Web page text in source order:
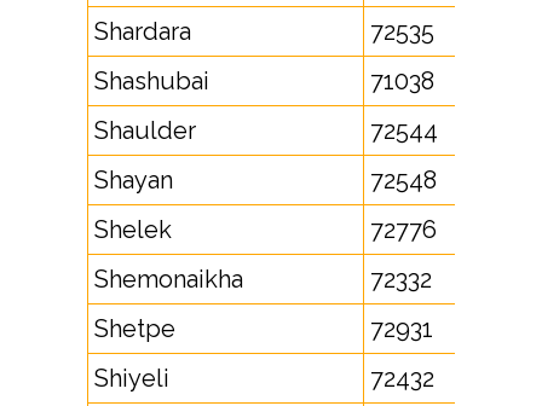
Shardara
72535
Shashubai
71038
Shaulder
72544
Shayan
72548
Shelek
72776
Shemonaikha
72332
Shetpe
72931
Shiyeli
72432